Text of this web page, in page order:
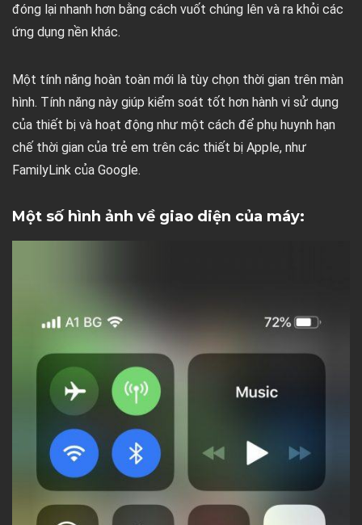
đóng lại nhanh hơn bằng cách vuốt chúng lên và ra khỏi các
ứng dụng nền khác.
Một tính năng hoàn toàn mới là tùy chọn thời gian trên màn
hình. Tính năng này giúp kiểm soát tốt hơn hành vi sử dụng
của thiết bị và hoạt động như một cách để phụ huynh hạn
chế thời gian của trẻ em trên các thiết bị Apple, như
FamilyLink của Google.
Một số hình ảnh về giao diện của máy: